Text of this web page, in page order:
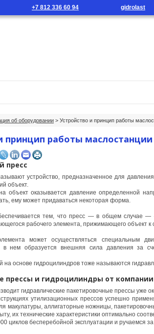
+7 812 336 60 94 gidrolast
об оборудовании > Устройство и принцип работы
принцип работы маслостанции
пресс
устройство, предназначенное для
объект.
объект оказывается давление определенной
ему может придаваться некоторая форма.
тем, что пресс — в общем случае —
рабочего элемента, прижимающего объект к
может осуществляться специальным
нем образуется внешняя сила давления за
на основе гидроцилиндров тоже называются
прессы и гидроцилиндры от
гидравлические пакетировочные прессы уже
утилизационных прессов успешно
макулатуры, аллигаторные ножницы,
их технические характеристики оптимально
циклов бесперебойной эксплуатации и ручаемся